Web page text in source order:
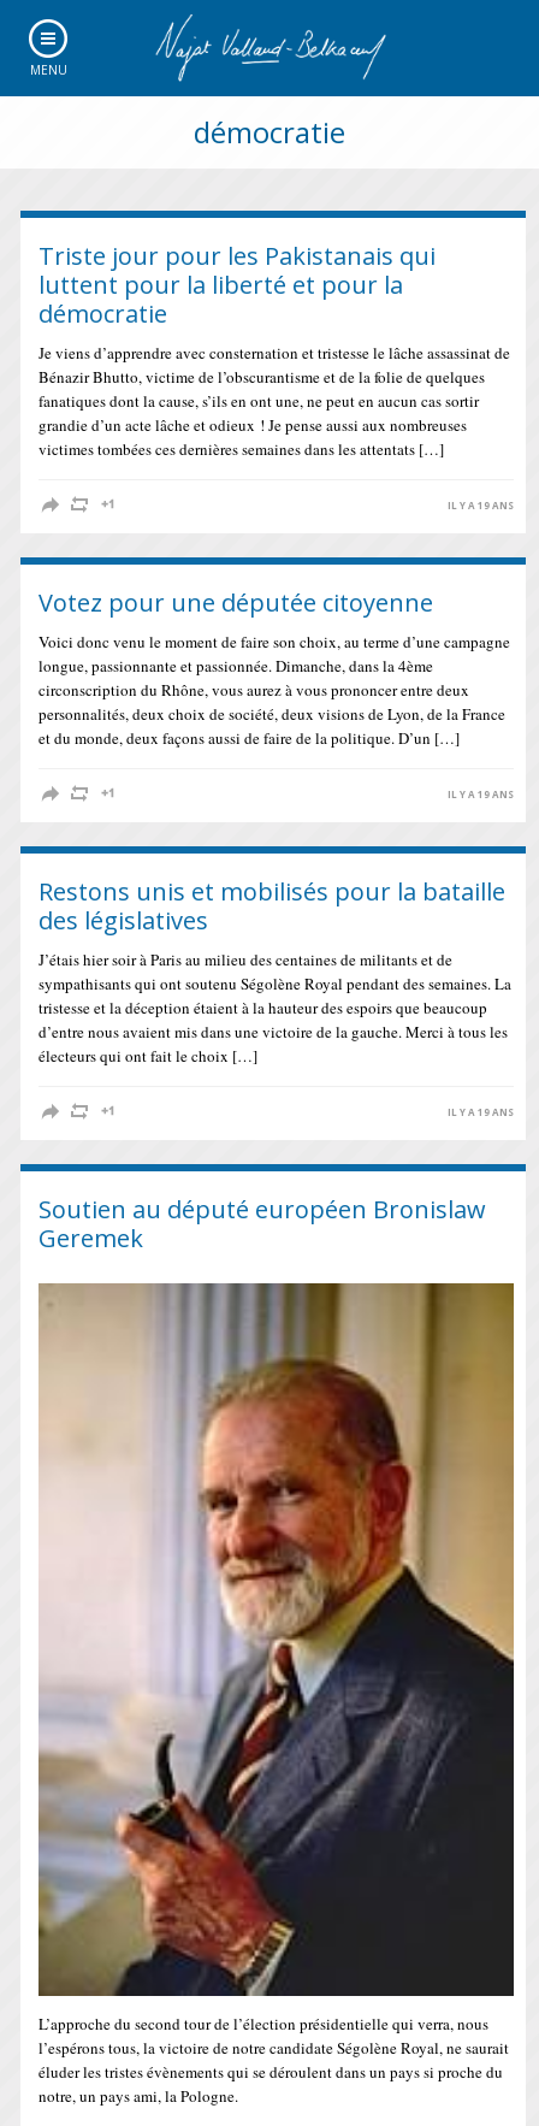
MENU
démocratie
Triste jour pour les Pakistanais qui
luttent pour la liberté et pour la
démocratie
Je viens d’apprendre avec consternation et tristesse le lâche assassinat de
Bénazir Bhutto, victime de l’obscurantisme et de la folie de quelques
fanatiques dont la cause, s’ils en ont une, ne peut en aucun cas sortir
grandie d’un acte lâche et odieux ! Je pense aussi aux nombreuses
victimes tombées ces dernières semaines dans les attentats […]
IL Y A 19 ANS
Votez pour une députée citoyenne
Voici donc venu le moment de faire son choix, au terme d’une campagne
longue, passionnante et passionnée. Dimanche, dans la 4ème
circonscription du Rhône, vous aurez à vous prononcer entre deux
personnalités, deux choix de société, deux visions de Lyon, de la France
et du monde, deux façons aussi de faire de la politique. D’un […]
IL Y A 19 ANS
Restons unis et mobilisés pour la bataille
des législatives
J’étais hier soir à Paris au milieu des centaines de militants et de
sympathisants qui ont soutenu Ségolène Royal pendant des semaines. La
tristesse et la déception étaient à la hauteur des espoirs que beaucoup
d’entre nous avaient mis dans une victoire de la gauche. Merci à tous les
électeurs qui ont fait le choix […]
IL Y A 19 ANS
Soutien au député européen Bronislaw
Geremek
L’approche du second tour de l’élection présidentielle qui verra, nous
l’espérons tous, la victoire de notre candidate Ségolène Royal, ne saurait
éluder les tristes évènements qui se déroulent dans un pays si proche du
notre, un pays ami, la Pologne.